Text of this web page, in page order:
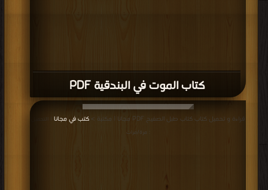
كتاب الموت في البندقية PDF
قراءة و تحميل كتاب كتاب طبل الصفيح PDF مجانا | مكتبة > كتب في مجانا
: مرة/مرات